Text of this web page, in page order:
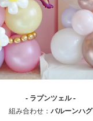
- ラプンツェル -
組み合わせ： バルーンハグ